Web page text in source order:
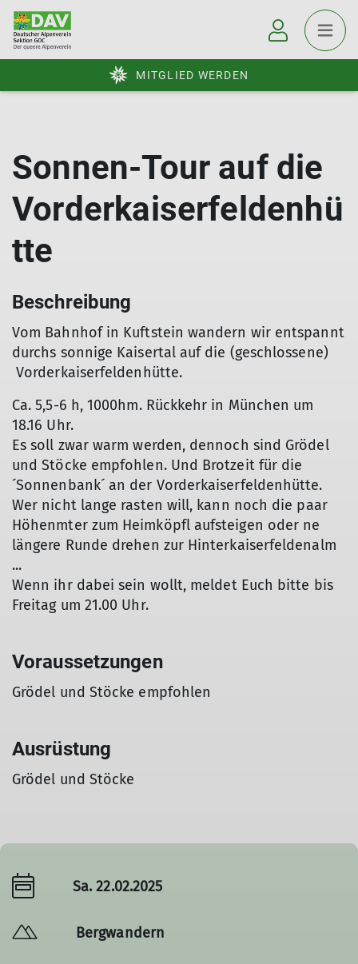
MITGLIED WERDEN
Sonnen-Tour auf die
Vorderkaiserfeldenhü
tte
Beschreibung
Vom Bahnhof in Kuftstein wandern wir entspannt
durchs sonnige Kaisertal auf die (geschlossene)
Vorderkaiserfeldenhütte.
Ca. 5,5-6 h, 1000hm. Rückkehr in München um
18.16 Uhr.
Es soll zwar warm werden, dennoch sind Grödel
und Stöcke empfohlen. Und Brotzeit für die
´Sonnenbank´ an der Vorderkaiserfeldenhütte.
Wer nicht lange rasten will, kann noch die paar
Höhenmter zum Heimköpfl aufsteigen oder ne
längere Runde drehen zur Hinterkaiserfeldenalm
...
Wenn ihr dabei sein wollt, meldet Euch bitte bis
Freitag um 21.00 Uhr.
Voraussetzungen
Grödel und Stöcke empfohlen
Ausrüstung
Grödel und Stöcke
Sa. 22.02.2025
Bergwandern